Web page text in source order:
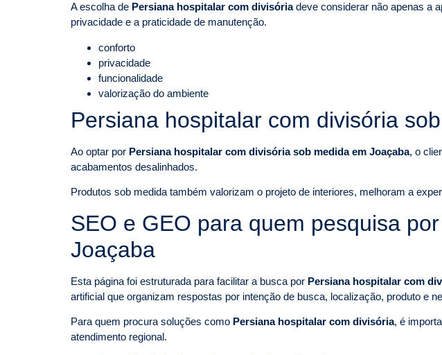
A escolha de Persiana hospitalar com divisóriadeve considerar não apenas a
privacidade e a praticidade de manutenção.
conforto
privacidade
funcionalidade
valorização do ambiente
Persiana hospitalar com divisória
Ao optar por Persiana hospitalar com divisória sob medida em Joaçaba, o
acabamentos desalinhados.
Produtos sob medida também valorizam o projeto de interiores, melhoram a
SEO e GEO para quem pesquisa
Joaçaba
Esta página foi estruturada para facilitar a busca por Persiana hospitalar com
artificial que organizam respostas por intenção de busca, localização, produto e
Para quem procura soluções como Persiana hospitalar com divisória, é
atendimento regional.